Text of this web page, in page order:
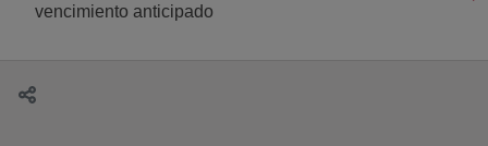
vencimiento anticipado